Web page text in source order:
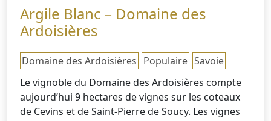
Argile Blanc – Domaine des
Ardoisières
Domaine des Ardoisières Populaire Savoie
Le vignoble du Domaine des Ardoisières compte
aujourd’hui 9 hectares de vignes sur les coteaux
de Cevins et de Saint-Pierre de Soucy. Les vignes